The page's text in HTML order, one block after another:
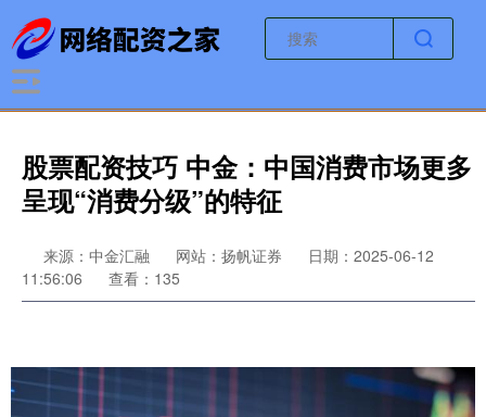
股票配资技巧 中金：中国消费市场更多
呈现“消费分级”的特征
来源：中金汇融 网站：扬帆证券
日期：2025-06-12
11:56:06
查看：135